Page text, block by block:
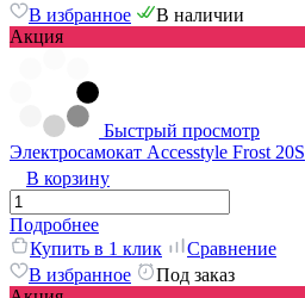
В избранное
В наличии
Акция
Быстрый просмотр
Электросамокат Accesstyle Frost 20S
В корзину
Подробнее
Купить в 1 клик
Сравнение
В избранное
Под заказ